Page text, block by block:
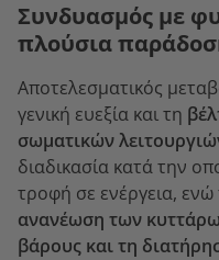
Συνδυασμός με
πλούσια
Αποτελεσματικός
γενική ευεξία και τη
σωματικών
διαδικασία κατά την
τροφή σε ενέργεια,
ανανέωση των
βάρους και τη